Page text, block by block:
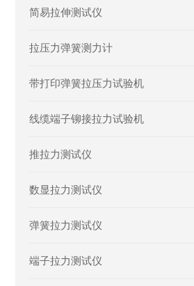
简易拉伸测试仪
拉压力弹簧测力计
带打印弹簧拉压力试验机
线缆端子铆接拉力试验机
推拉力测试仪
数显拉力测试仪
弹簧拉力测试仪
端子拉力测试仪